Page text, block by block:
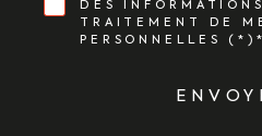
DES
TRAITEMENT DE
PERSONNELLES (*)*